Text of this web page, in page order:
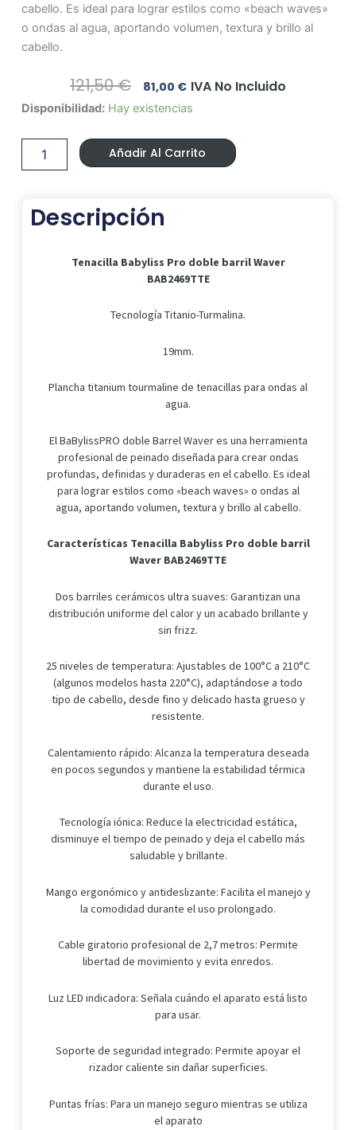
cabello. Es ideal para lograr estilos como «beach waves»
o ondas al agua, aportando volumen, textura y brillo al
cabello.
121,50€ El
Precio
Original
Era:
121,50 €.
81,00 €El
Precio
Actual
Es:
81,00 €.
IVA No Incluido
Disponibilidad: Hay existencias
Tenacilla
Pro
doble
barril
cantidad
Añadir Al Carrito
Descripción
Tenacilla Babyliss Pro doble barril Waver
BAB2469TTE
Tecnología Titanio-Turmalina.
19mm.
Plancha titanium tourmaline de tenacillas para ondas al
agua.
El BaBylissPRO doble Barrel Waver es una herramienta
profesional de peinado diseñada para crear ondas
profundas, definidas y duraderas en el cabello. Es ideal
para lograr estilos como «beach waves» o ondas al
agua, aportando volumen, textura y brillo al cabello.
Características Tenacilla Babyliss Pro doble barril
Waver BAB2469TTE
Dos barriles cerámicos ultra suaves: Garantizan una
distribución uniforme del calor y un acabado brillante y
sin frizz.
25 niveles de temperatura: Ajustables de 100°C a 210°C
(algunos modelos hasta 220°C), adaptándose a todo
tipo de cabello, desde fino y delicado hasta grueso y
resistente.
Calentamiento rápido: Alcanza la temperatura deseada
en pocos segundos y mantiene la estabilidad térmica
durante el uso.
Tecnología iónica: Reduce la electricidad estática,
disminuye el tiempo de peinado y deja el cabello más
saludable y brillante.
Mango ergonómico y antideslizante: Facilita el manejo y
la comodidad durante el uso prolongado.
Cable giratorio profesional de 2,7 metros: Permite
libertad de movimiento y evita enredos.
Luz LED indicadora: Señala cuándo el aparato está listo
para usar.
Soporte de seguridad integrado: Permite apoyar el
rizador caliente sin dañar superficies.
Puntas frías: Para un manejo seguro mientras se utiliza
el aparato